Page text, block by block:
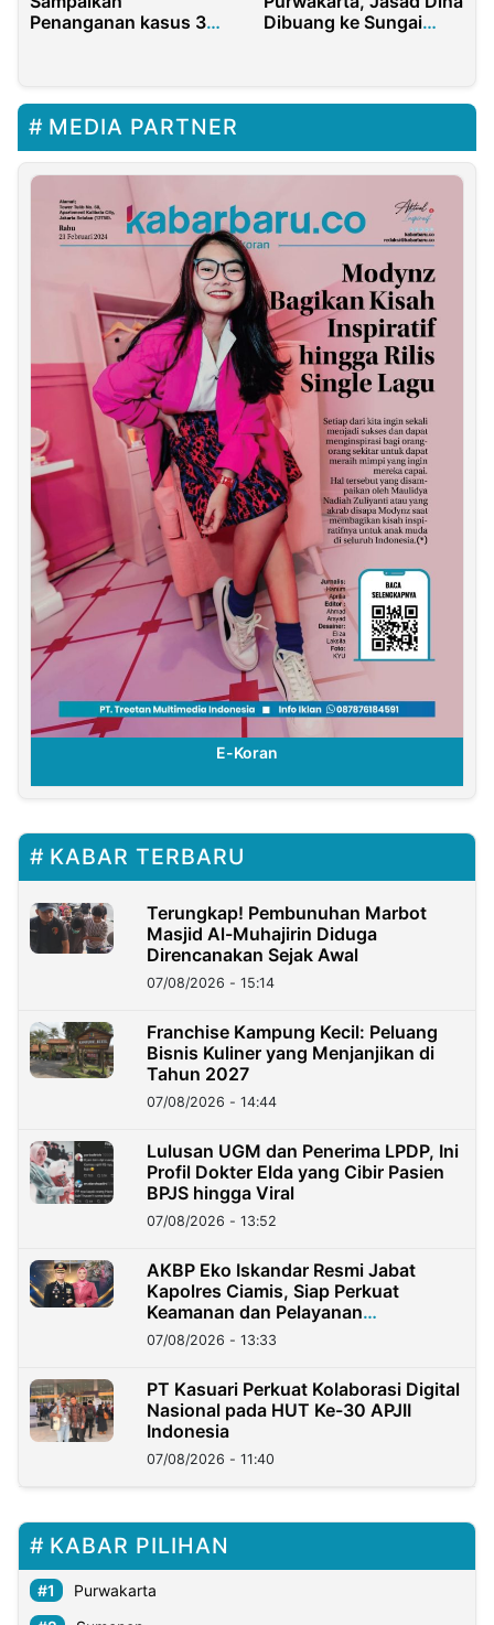
Penanganan kasus 3
Dibuang ke Sungai
MEDIA PARTNER
E-Koran
KABAR TERBARU
Terungkap! Pembunuhan Marbot
Masjid Al-Muhajirin Diduga
Direncanakan Sejak Awal
07/08/2026 - 15:14
Franchise Kampung Kecil: Peluang
Bisnis Kuliner yang Menjanjikan di
Tahun 2027
07/08/2026 - 14:44
Lulusan UGM dan Penerima LPDP, Ini
Profil Dokter Elda yang Cibir Pasien
BPJS hingga Viral
07/08/2026 - 13:52
AKBP Eko Iskandar Resmi Jabat
Kapolres Ciamis, Siap Perkuat
Keamanan dan Pelayanan
Masyarakat
07/08/2026 - 13:33
PT Kasuari Perkuat Kolaborasi Digital
Nasional pada HUT Ke-30 APJII
Indonesia
07/08/2026 - 11:40
KABAR PILIHAN
Purwakarta